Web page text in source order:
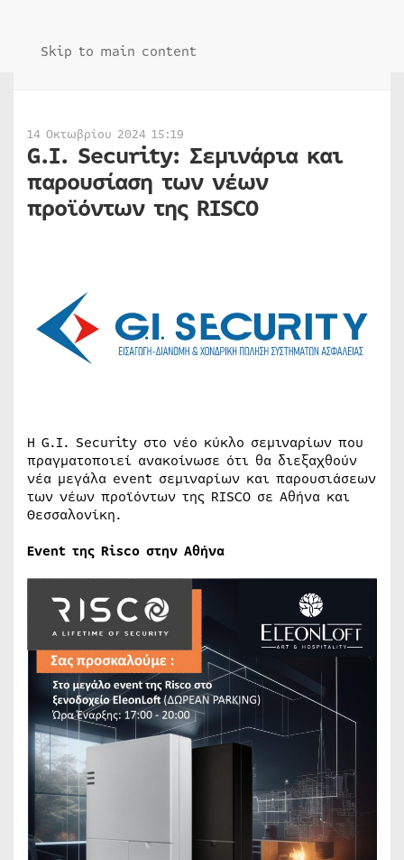
Skip to main content
14 Οκτωβρίου 2024 15:19
G.I. Security: Σεμινάρια και
παρουσίαση των νέων
προϊόντων της RISCO
Η G.I. Security στο νέο κύκλο σεμιναρίων που
πραγματοποιεί ανακοίνωσε ότι θα διεξαχθούν
νέα μεγάλα event σεμιναρίων και παρουσιάσεων
των νέων προϊόντων της RISCO σε Αθήνα και
Θεσσαλονίκη.
Event της Risco στην Αθήνα